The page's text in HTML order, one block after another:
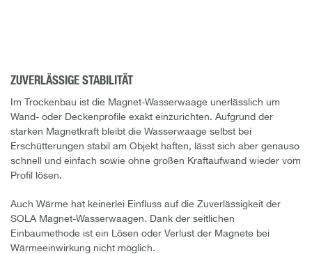
ZUVERLÄSSIGE STABILITÄT
Im Trockenbau ist die Magnet-Wasserwaage unerlässlich um
Wand- oder Deckenprofile exakt einzurichten. Aufgrund der
starken Magnetkraft bleibt die Wasserwaage selbst bei
Erschütterungen stabil am Objekt haften, lässt sich aber genauso
schnell und einfach sowie ohne großen Kraftaufwand wieder vom
Profil lösen.
Auch Wärme hat keinerlei Einfluss auf die Zuverlässigkeit der
SOLA Magnet-Wasserwaagen. Dank der seitlichen
Einbaumethode ist ein Lösen oder Verlust der Magnete bei
Wärmeeinwirkung nicht möglich.